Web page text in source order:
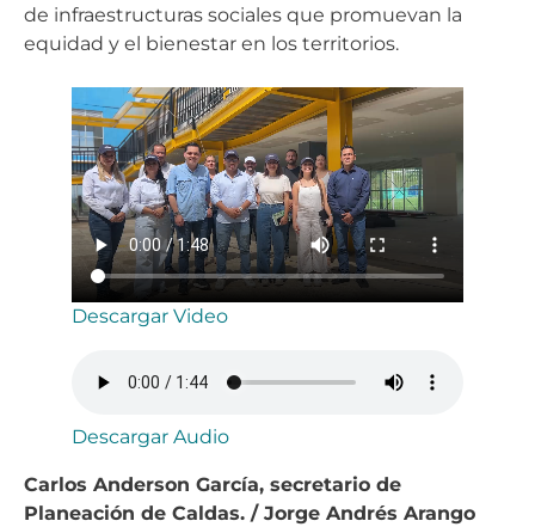
de infraestructuras sociales que promuevan la
equidad y el bienestar en los territorios.
Descargar Video
Descargar Audio
Carlos Anderson García, secretario de
Planeación de Caldas. / Jorge Andrés Arango